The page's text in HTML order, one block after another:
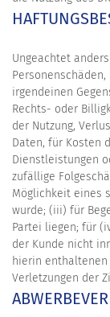
Ungeachtet
irgendeinen
Rechts- oder
der Nutzung,
Daten, für Kosten
Dienstleistungen
zufällige
Möglichkeit eines
wurde; (iii) für
Partei liegen; für
der Kunde nicht
hierin
Verletzungen der